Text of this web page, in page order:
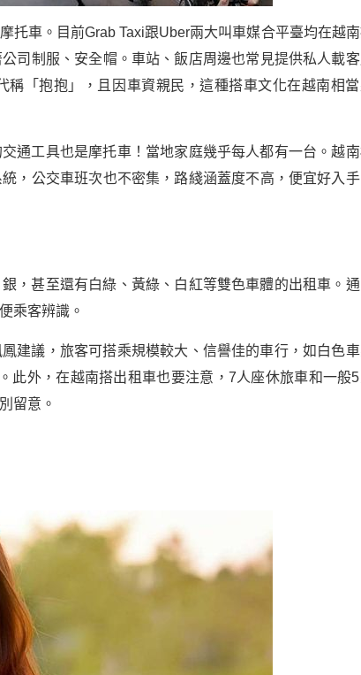
托車。目前Grab Taxi跟Uber兩大叫車媒合平臺均在越
司制服、安全帽。車站、飯店周邊也常見提供私人載
「抱抱」，且因車資親民，這種搭車文化在越南相
通工具也是摩托車！當地家庭幾乎每人都有一台。越
，公交車班次也不密集，路綫涵蓋度不高，便宜好入
，甚至還有白綠、黃綠、白紅等雙色車體的出租車。
乘客辨識。
建議，旅客可搭乘規模較大、信譽佳的車行，如白色
此外，在越南搭出租車也要注意，7人座休旅車和一般5
留意。